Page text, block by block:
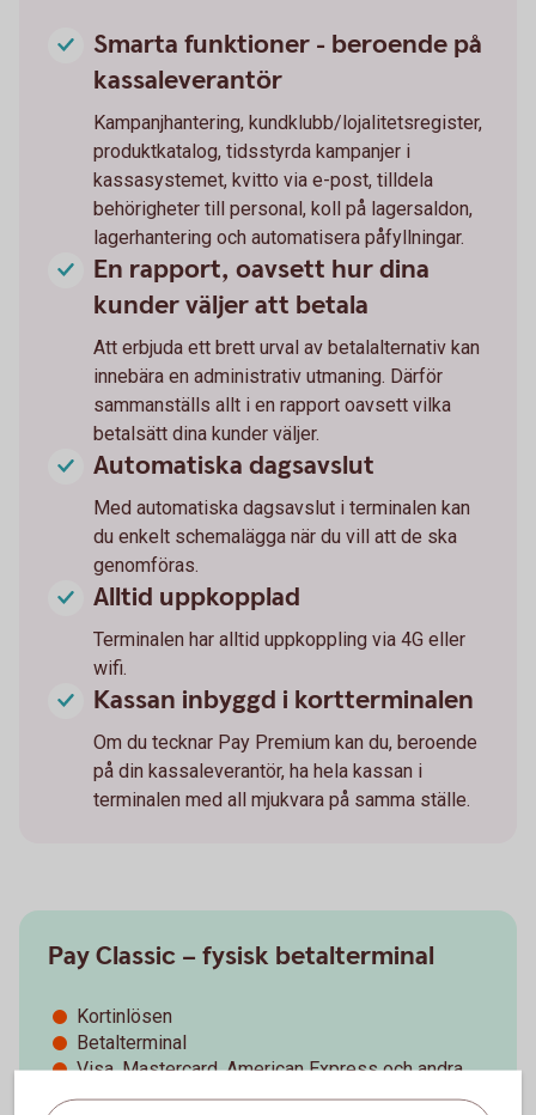
Smarta funktioner - beroende på
kassaleverantör
Kampanjhantering, kundklubb/lojalitetsregister,
produktkatalog, tidsstyrda kampanjer i
kassasystemet, kvitto via e-post, tilldela
behörigheter till personal, koll på lagersaldon,
lagerhantering och automatisera påfyllningar.
En rapport, oavsett hur dina
kunder väljer att betala
Att erbjuda ett brett urval av betalalternativ kan
innebära en administrativ utmaning. Därför
sammanställs allt i en rapport oavsett vilka
betalsätt dina kunder väljer.
Automatiska dagsavslut
Med automatiska dagsavslut i terminalen kan
du enkelt schemalägga när du vill att de ska
genomföras.
Alltid uppkopplad
Terminalen har alltid uppkoppling via 4G eller
wifi.
Kassan inbyggd i kortterminalen
Om du tecknar Pay Premium kan du, beroende
på din kassaleverantör, ha hela kassan i
terminalen med all mjukvara på samma ställe.
Pay Classic – fysisk betalterminal
Kortinlösen
Betalterminal
Visa, Mastercard, American Express och andra
vanliga kort